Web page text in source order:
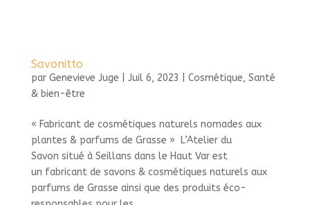
Savonitto
par Genevieve Juge Juil 6, 2023 Cosmétique, Santé
& bien-être
« Fabricant de cosmétiques naturels nomades aux
plantes & parfums de Grasse » L’Atelier du
Savon situé à Seillans dans le Haut Var est
un fabricant de savons & cosmétiques naturels aux
parfums de Grasse ainsi que des produits éco-